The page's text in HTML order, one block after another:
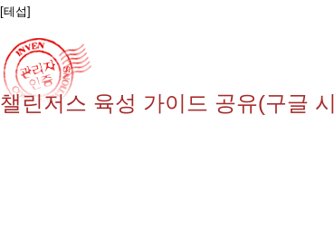
[테섭]
챌린저스 육성 가이드 공유(구글